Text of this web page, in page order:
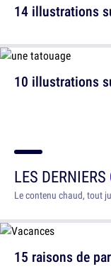
10 illustrations
14 illustrations
LES DERNIERS
Le contenu chaud, tout
15 raisons de